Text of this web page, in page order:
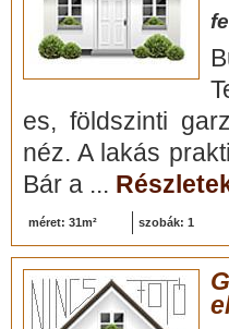
es, földszinti
néz. A lakás
Bár a ...
méret: 31m² szobák: 1